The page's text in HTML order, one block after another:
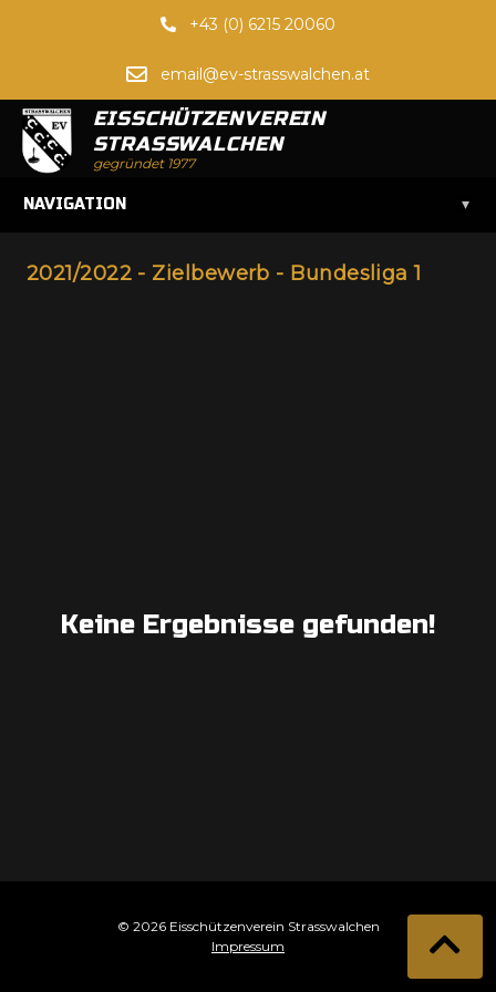
+43 (0) 6215 20060
email@ev-strasswalchen.at
EISSCHÜTZENVEREIN
STRASSWALCHEN
gegründet 1977
NAVIGATION ▾
2021/2022 - Zielbewerb - Bundesliga 1
Keine Ergebnisse gefunden!
© 2026 Eisschützenverein Strasswalchen
Impressum